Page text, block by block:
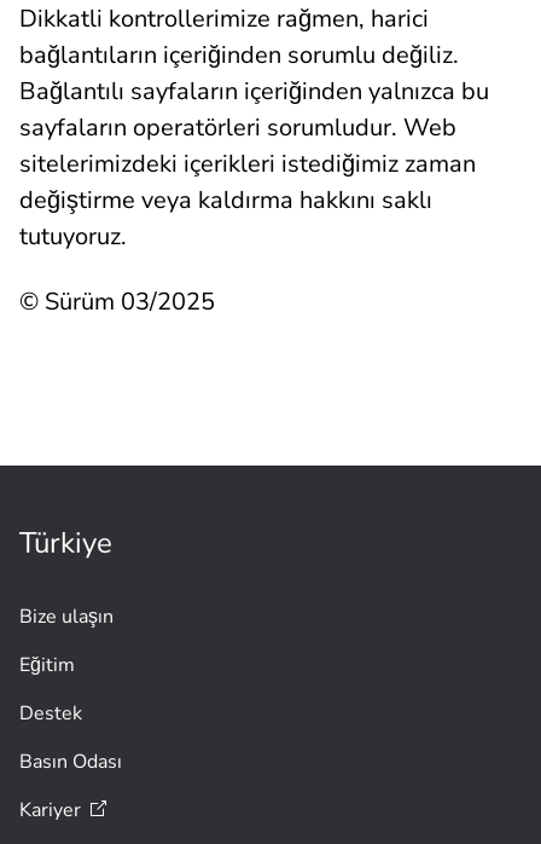
Dikkatli kontrollerimize rağmen, harici
bağlantıların içeriğinden sorumlu değiliz.
Bağlantılı sayfaların içeriğinden yalnızca bu
sayfaların operatörleri sorumludur. Web
sitelerimizdeki içerikleri istediğimiz zaman
değiştirme veya kaldırma hakkını saklı
tutuyoruz.
© Sürüm 03/2025
Türkiye
Bize ulaşın
Eğitim
Destek
Basın Odası
Kariyer